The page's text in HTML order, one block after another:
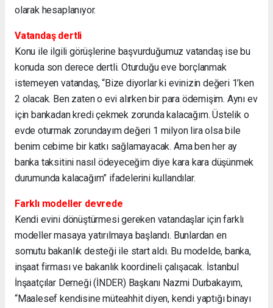
olarak hesaplanıyor.
Vatandaş dertli
Konu ile ilgili görüşlerine başvurduğumuz vatandaş ise bu
konuda son derece dertli. Oturduğu eve borçlanmak
istemeyen vatandaş, “Bize diyorlar ki evinizin değeri 1’ken
2 olacak. Ben zaten o evi alırken bir para ödemişim. Aynı ev
için bankadan kredi çekmek zorunda kalacağım. Üstelik o
evde oturmak zorundayım değeri 1 milyon lira olsa bile
benim cebime bir katkı sağlamayacak. Ama ben her ay
banka taksitini nasıl ödeyeceğim diye kara kara düşünmek
durumunda kalacağım” ifadelerini kullandılar.
Farklı modeller devrede
Kendi evini dönüştürmesi gereken vatandaşlar için farklı
modeller masaya yatırılmaya başlandı. Bunlardan en
somutu bakanlık desteği ile start aldı. Bu modelde, banka,
inşaat firması ve bakanlık koordineli çalışacak. İstanbul
İnşaatçılar Derneği (İNDER) Başkanı Nazmi Durbakayım,
“Maalesef kendisine müteahhit diyen, kendi yaptığı binayı